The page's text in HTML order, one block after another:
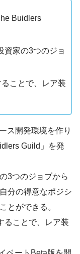
Buidlers
資家の3つのジョ
ことで、レア装
ス開発環境を作り
Guild」を発
3つのジョブから
分の得意なポジシ
とができる。
ることで、レア装